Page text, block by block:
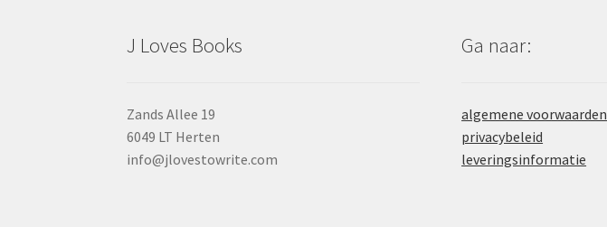
J Loves Books
Zands Allee 19
6049 LT Herten
info@jlovestowrite.com
Ga naar:
algemene voorwaarden
privacybeleid
leveringsinformatie